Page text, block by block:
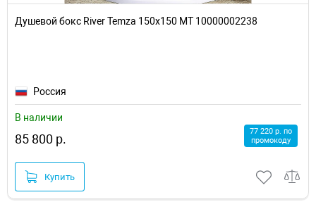
Душевой бокс River Temza 150x150 МТ 10000002238
Россия
В наличии
85 800 р.
77 220 р. по
промокоду
Купить